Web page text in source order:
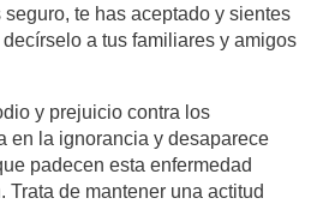
te has aceptado y sientes
a tus familiares y amigos
y prejuicio contra los
en la ignorancia y desaparece
padecen esta enfermedad
Trata de mantener una actitud